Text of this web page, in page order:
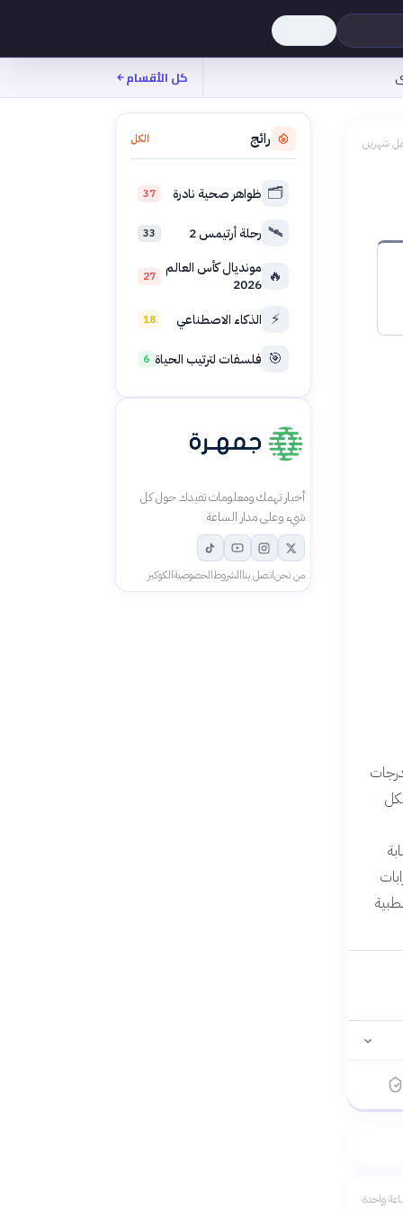
كل الأقسام
شهرين
بدرجات
تؤثر اضطرابات
واحدة
رائج الكل
🗂️ ظواهر صحية نادرة 37
🛰️ رحلة أرتيمس 2 33
🔥 مونديال كأس العالم
2026
27
⚡ الذكاء الاصطناعي 18
🎯 فلسفات لترتيب الحياة 6
أخبار تهمك ومعلومات تفيدك حول كل
شيء وعلى مدار الساعة
من نحناتصل بناالشروطالخصوصيةالكوكيز